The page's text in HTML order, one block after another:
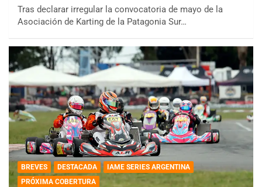
Tras declarar irregular la convocatoria de mayo de la
Asociación de Karting de la Patagonia Sur…
BREVES DESTACADA
IAME SERIES ARGENTINA
PRÓXIMA COBERTURA